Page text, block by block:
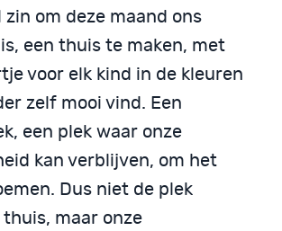
zin om deze maand ons
een thuis te maken, met
voor elk kind in de kleuren
zelf mooi vind. Een
een plek waar onze
kan verblijven, om het
Dus niet de plek
maar onze